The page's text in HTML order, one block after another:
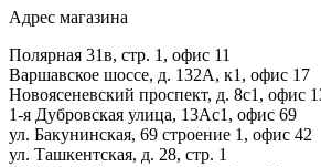
Адрес магазина
Полярная 31в, стр. 1, офис 11
Варшавское шоссе, д. 132А, к1, офис 17
Новоясеневский проспект, д. 8с1, офис
1-я Дубровская улица, 13Ас1, офис 69
ул. Бакунинская, 69 строение 1, офис 42
ул. Ташкентская, д. 28, стр. 1